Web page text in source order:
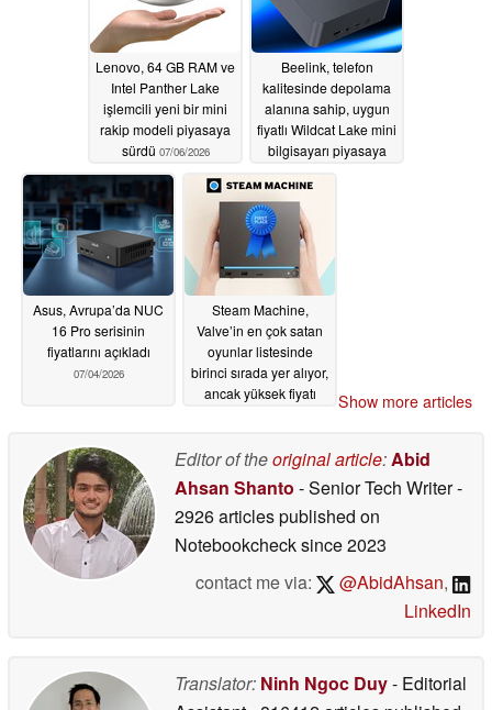
Lenovo, 64 GB RAM ve
Intel Panther Lake
işlemcili yeni bir mini
rakip modeli piyasaya
sürdü 07/06/2026
Beelink, telefon
kalitesinde depolama
alanına sahip, uygun
fiyatlı Wildcat Lake mini
bilgisayarı piyasaya
sürdü
Asus, Avrupa’da NUC
16 Pro serisinin
fiyatlarını açıkladı
07/04/2026
Steam Machine,
Valve’in en çok satan
oyunlar listesinde
birinci sırada yer alıyor,
ancak yüksek fiyatı
Show more articles
Editor of theoriginal article:Abid
Ahsan Shanto - Senior Tech Writer-
2926 articles published on
Notebookchecksince 2023
contact me via:
@AbidAhsan,
LinkedIn
Translator: Ninh Ngoc Duy- Editorial